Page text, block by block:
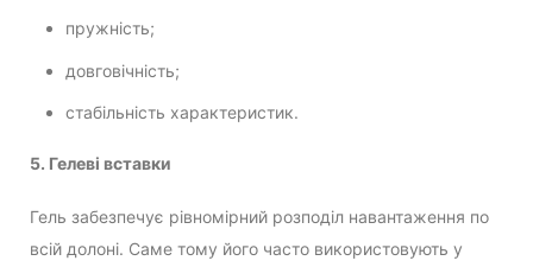
пружність;
довговічність;
стабільність характеристик.
5. Гелеві вставки
Гель забезпечує рівномірний розподіл навантаження по
всій долоні. Саме тому його часто використовують у